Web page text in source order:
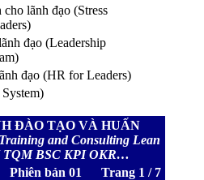
lãnh đạo (Stress
đạo (Leadership
đạo (HR for Leaders)
ĐÀO TẠO VÀ HUẤN
Training and Consulting Lean
TQM BSC KPI OKR…
Phiên bản 01
Trang 1 / 7